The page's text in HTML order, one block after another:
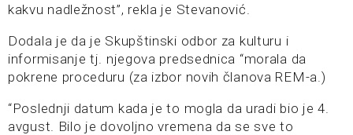
kakvu nadležnost”, rekla je Stevanović.
Dodala je da je Skupštinski odbor za kulturu i
informisanje tj. njegova predsednica “morala da
pokrene proceduru (za izbor novih članova REM-a.)
“Poslednji datum kada je to mogla da uradi bio je 4.
avgust. Bilo je dovoljno vremena da se sve to